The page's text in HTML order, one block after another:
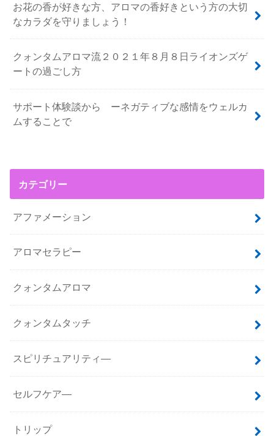
お花の香が好きな方、アロマの香好きという方の大切
なカラダを守りましょう！
クォンタムアロマ流２０２１年８月８日ライオンズゲ
ートの過ごし方
サポート体験談から ーネガティブな感情をウェルカ
ムすることで
カテゴリー
アファメーション
アロマセラピー
クォンタムアロマ
クォンタムタッチ
スピリチュアリティ―
セルフケア―
トリップ